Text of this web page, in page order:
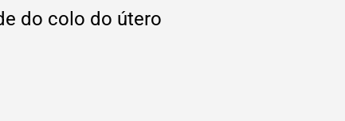
do colo do útero